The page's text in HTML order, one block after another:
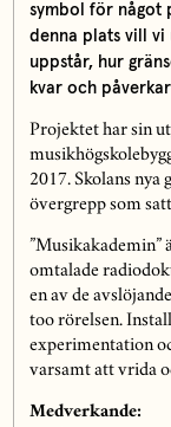
symbol för något
denna plats vill vi
uppstår, hur
kvar och
Projektet har sin
2017. Skolans nya
övergrepp som
”Musikakademin”
omtalade
en av de
too rörelsen.
experimentation
varsamt att vrida
Medverkande: